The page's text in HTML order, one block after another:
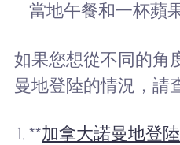
當地午餐和一杯蘋
如果您想從不同的角
曼地登陸的情況，請
**加拿大諾曼地登